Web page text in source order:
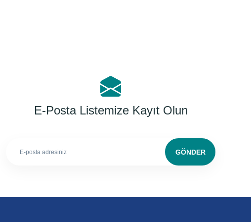
E-Posta Listemize Kayıt Olun
GÖNDER